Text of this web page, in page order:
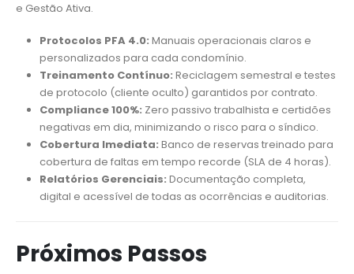
e Gestão Ativa.
Protocolos PFA 4.0: Manuais operacionais claros e
personalizados para cada condomínio.
Treinamento Contínuo: Reciclagem semestral e testes
de protocolo (cliente oculto) garantidos por contrato.
Compliance 100%: Zero passivo trabalhista e certidões
negativas em dia, minimizando o risco para o síndico.
Cobertura Imediata: Banco de reservas treinado para
cobertura de faltas em tempo recorde (SLA de 4 horas).
Relatórios Gerenciais: Documentação completa,
digital e acessível de todas as ocorrências e auditorias.
Próximos Passos